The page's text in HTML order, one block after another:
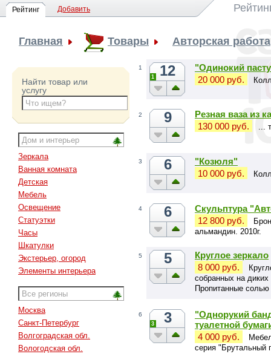
Рейтинг Добавить
Главная Товары Авторская работа
Найти товар или
услугу
Зеркала
Ванная комната
Детская
Мебель
Освещение
Статуэтки
Часы
Шкатулки
Экстерьер, огород
Элементы интерьера
Москва
Санкт-Петербург
Волгоградская обл.
Вологодская обл.
1 12
1
"Одинокий
20 000 руб.
2 9
Резная ваза из
130 000 руб.
...
3 6
"Козюля"
10 000 руб.
4 6
Скульптура
12 800 руб.
альмандин. 2010г.
5 5
Круглое зеркало
8 000 руб.
собранных на
Пропитанные
6 3
3
"Однорукий
туалетной
4 000 руб.
серия "Брутальный